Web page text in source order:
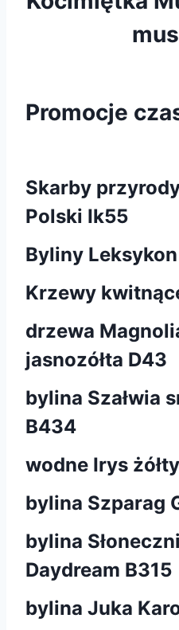
Promocje
Skarby
Polski Ik55
Byliny
Krzewy
drzewa
jasnozółta D43
bylina Szałwia
B434
wodne Irys
bylina Szparag
bylina
Daydream B315
bylina Juka